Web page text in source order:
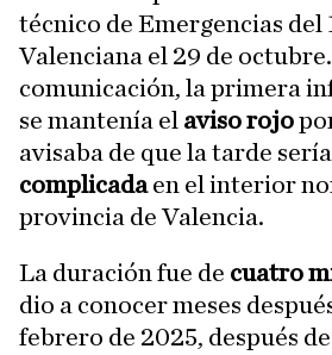
técnico de Emergencias del
Valenciana el 29 de octubre.
comunicación, la primera
se mantenía el aviso rojo
avisaba de que la tarde sería
complicadaen el interior
provincia de Valencia.
La duración fue de cuatro
dio a conocer meses
febrero de 2025, después